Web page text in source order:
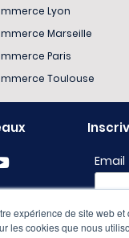
expérience de site web
les cookies que nous
Lyon
Marseille
Paris
Toulouse
Email
Profil